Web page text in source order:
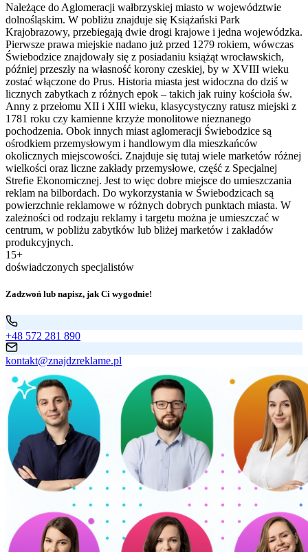
Należące do Aglomeracji wałbrzyskiej miasto w województwie
dolnośląskim. W pobliżu znajduje się Książański Park
Krajobrazowy, przebiegają dwie drogi krajowe i jedna wojewódzka.
Pierwsze prawa miejskie nadano już przed 1279 rokiem, wówczas
Świebodzice znajdowały się z posiadaniu książąt wrocławskich,
później przeszły na własność korony czeskiej, by w XVIII wieku
zostać włączone do Prus. Historia miasta jest widoczna do dziś w
licznych zabytkach z różnych epok – takich jak ruiny kościoła św.
Anny z przełomu XII i XIII wieku, klasycystyczny ratusz miejski z
1781 roku czy kamienne krzyże monolitowe nieznanego
pochodzenia. Obok innych miast aglomeracji Świebodzice są
ośrodkiem przemysłowym i handlowym dla mieszkańców
okolicznych miejscowości. Znajduje się tutaj wiele marketów różnej
wielkości oraz liczne zakłady przemysłowe, część z Specjalnej
Strefie Ekonomicznej. Jest to więc dobre miejsce do umieszczania
reklam na bilbordach. Do wykorzystania w Świebodzicach są
powierzchnie reklamowe w różnych dobrych punktach miasta. W
zależności od rodzaju reklamy i targetu można je umieszczać w
centrum, w pobliżu zabytków lub bliżej marketów i zakładów
produkcyjnych.
15+
doświadczonych specjalistów
Zadzwoń lub napisz, jak Ci wygodnie!
+48 572 281 890
kontakt@znajdzreklame.pl